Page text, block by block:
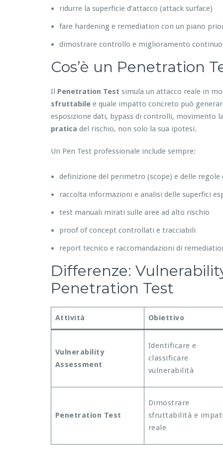
ridurre la superficie d’attacco (attack surface)
fare hardening e remediation con un piano
dimostrare controllo e miglioramento
Cos’è un Penetration
Il Penetration Test simula un attacco reale in
sfruttabile e quale impatto concreto può
esposizione dati, bypass di controlli, movimento
pratica del rischio, non solo la sua ipotesi.
Un Pen Test professionale include sempre:
definizione del perimetro (scope) e delle regole
raccolta informazioni e analisi delle superfici
test manuali mirati sulle aree ad alto rischio
proof of concept controllati e tracciabili
report tecnico e raccomandazioni di
Differenze:
Penetration Test
Attività Obiettivo
Vulnerability
Assessment
Identificare e
classificare
vulnerabilità
Penetration Test
Dimostrare
sfruttabilità e
reale